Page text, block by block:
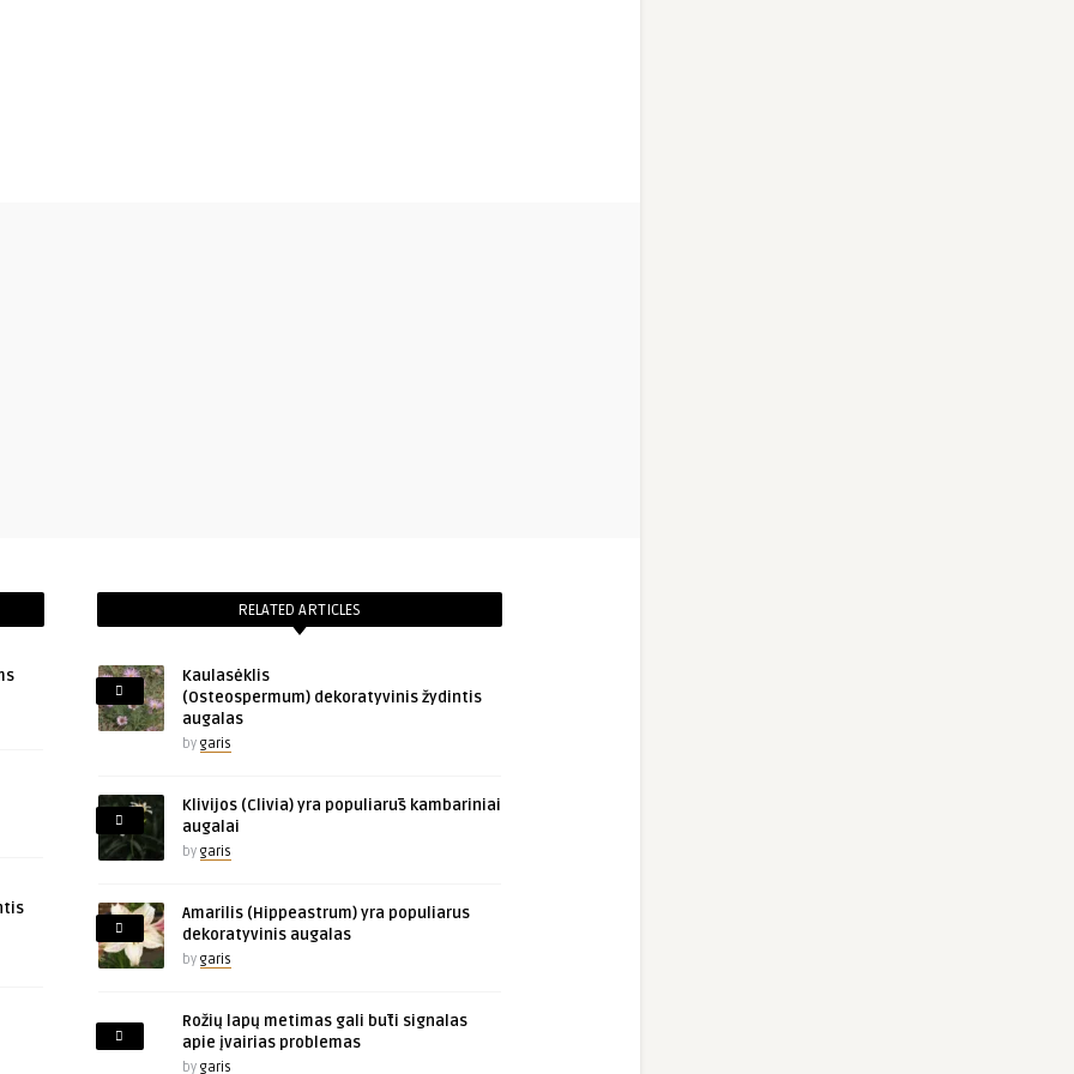
RELATED ARTICLES
Kaulasėklis
(Osteospermum) dekoratyvinis žydintis
augalas
by garis
Klivijos (Clivia) yra populiarūs kambariniai
augalai
by garis
Amarilis (Hippeastrum) yra populiarus
dekoratyvinis augalas
by garis
Rožių lapų metimas gali būti signalas
apie įvairias problemas
by garis